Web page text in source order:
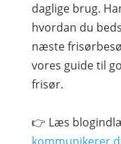
daglige brug.
hvordan du
næste
vores guide til
frisør.
👉 Læs